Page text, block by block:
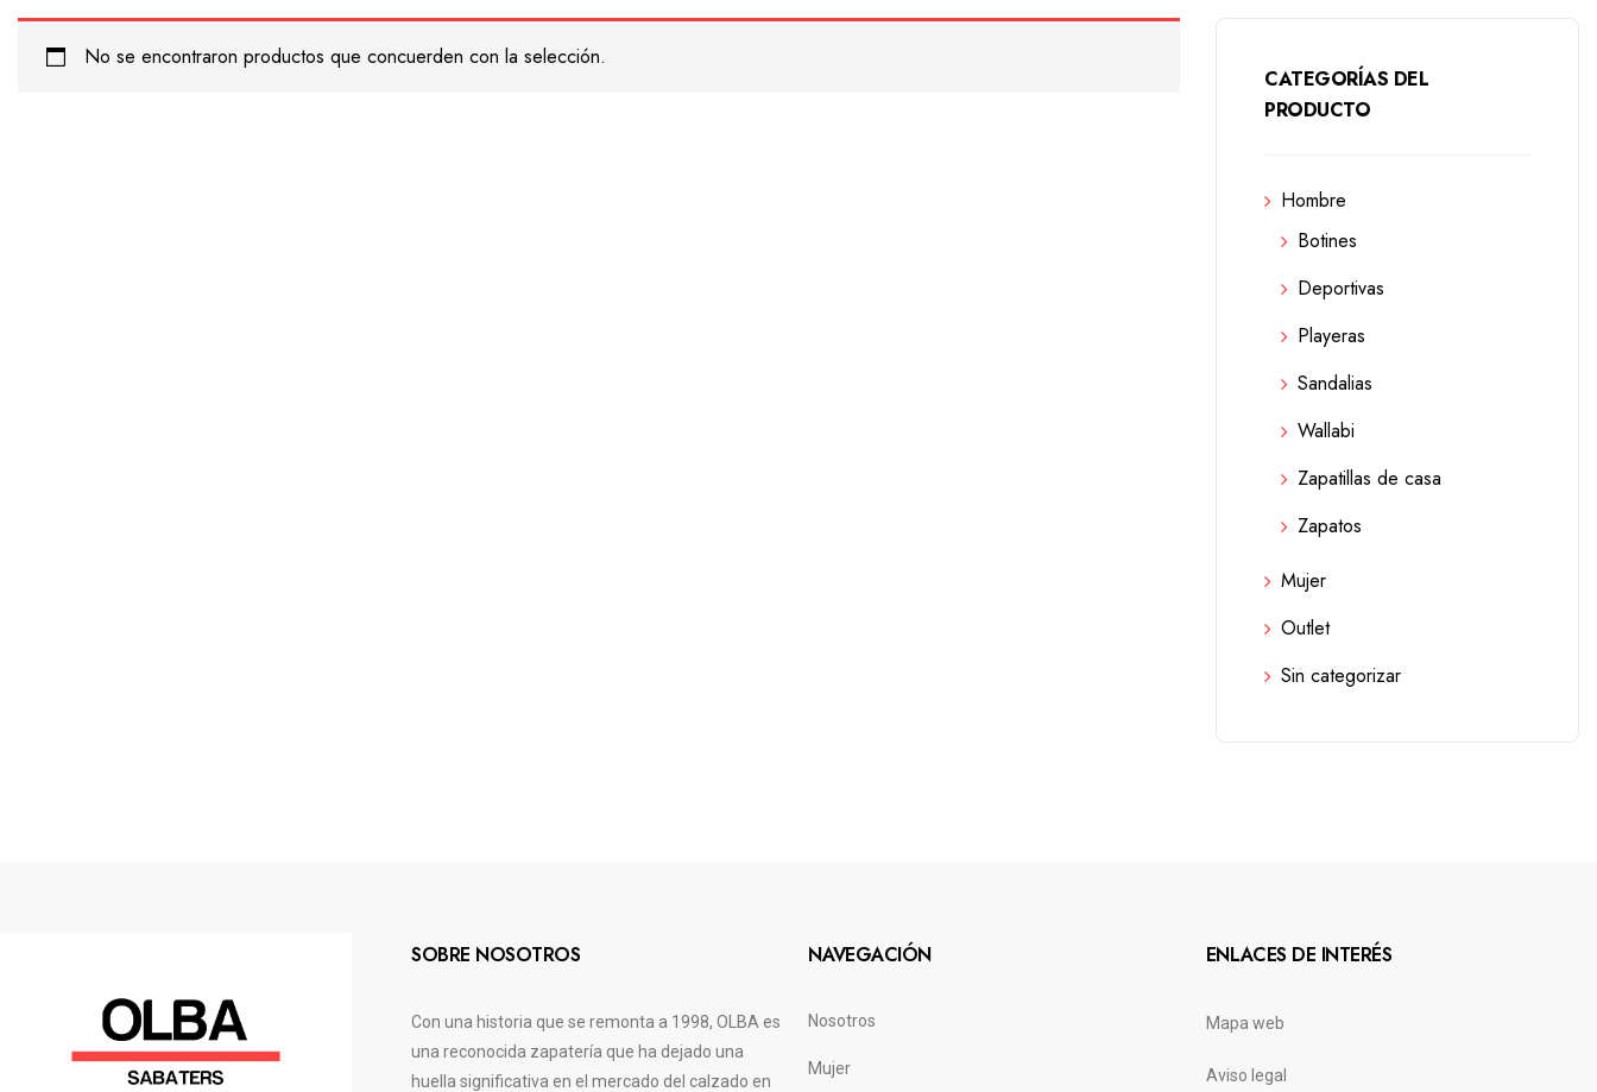
No se encontraron productos que concuerden con la selección.
CATEGORÍAS DEL
PRODUCTO
Hombre
Botines
Deportivas
Playeras
Sandalias
Wallabi
Zapatillas de casa
Zapatos
Mujer
Outlet
Sin categorizar
SOBRE NOSOTROS
Con una historia que se remonta a 1998, OLBA es
una reconocida zapatería que ha dejado una
huella significativa en el mercado del calzado en
NAVEGACIÓN
Nosotros
Mujer
ENLACES DE INTERÉS
Mapa web
Aviso legal